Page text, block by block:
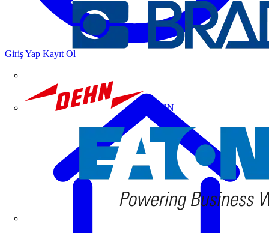
DEHN
Giriş Yap Kayıt Ol